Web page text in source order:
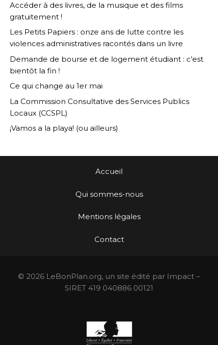
Accéder à des livres, de la musique et des films
gratuitement !
Les Petits Papiers : onze ans de lutte contre les
violences administratives racontés dans un livre
Demande de bourse et de logement étudiant : c’est
bientôt la fin !
Ce qui change au 1er mai
La Commission Consultative des Services Publics
Locaux (CCSPL)
¡Vamos a la playa! (ou ailleurs)
Accueil
Qui sommes-nous
Mentions légales
Contact
© 2026 LeBonPlan.org, un site édité par Impact –
SIRET 419 040886 00121